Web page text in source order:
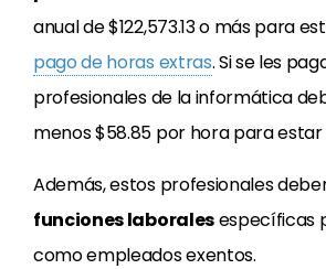
anual de $122,573.13 o más para
pago de horas extras. Si se les
profesionales de la informática
menos $58.85 por hora para estar
Además, estos profesionales
funciones laboralesespecíficas
como empleados exentos.